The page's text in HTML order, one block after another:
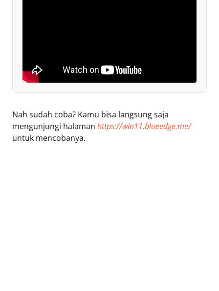
Nah sudah coba? Kamu bisa langsung saja
mengunjungi halaman https://win11.blueedge.me/
untuk mencobanya.